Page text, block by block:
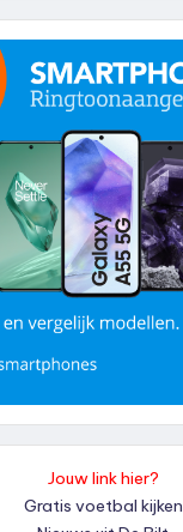
Jouw link hier?
Gratis voetbal kijken